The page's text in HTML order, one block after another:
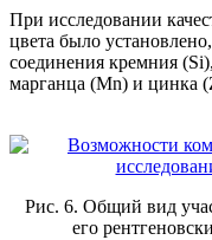
При исследовании
цвета было
соединения кремния
марганца (Mn) и цинка
Рис. 6. Общий вид
его